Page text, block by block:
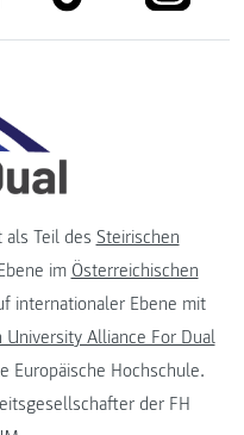
als Teil des Steirischen
im Österreichischen
internationaler Ebene mit
University Alliance For Dual
Europäische Hochschule.
der FH